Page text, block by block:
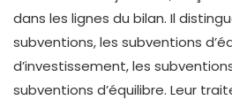
dans les lignes du bilan. Il
subventions, les subventions
d’investissement, les
subventions d’équilibre. Leur